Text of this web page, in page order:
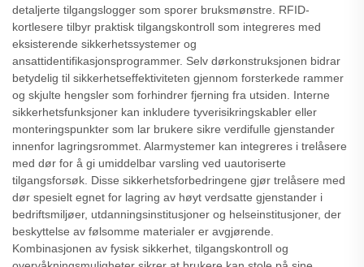
detaljerte tilgangslogger som sporer bruksmønstre. RFID-
kortlesere tilbyr praktisk tilgangskontroll som integreres med
eksisterende sikkerhetssystemer og
ansattidentifikasjonsprogrammer. Selv dørkonstruksjonen bidrar
betydelig til sikkerhetseffektiviteten gjennom forsterkede rammer
og skjulte hengsler som forhindrer fjerning fra utsiden. Interne
sikkerhetsfunksjoner kan inkludere tyverisikringskabler eller
monteringspunkter som lar brukere sikre verdifulle gjenstander
innenfor lagringsrommet. Alarmystemer kan integreres i trelåsere
med dør for å gi umiddelbar varsling ved uautoriserte
tilgangsforsøk. Disse sikkerhetsforbedringene gjør trelåsere med
dør spesielt egnet for lagring av høyt verdsatte gjenstander i
bedriftsmiljøer, utdanningsinstitusjoner og helseinstitusjoner, der
beskyttelse av følsomme materialer er avgjørende.
Kombinasjonen av fysisk sikkerhet, tilgangskontroll og